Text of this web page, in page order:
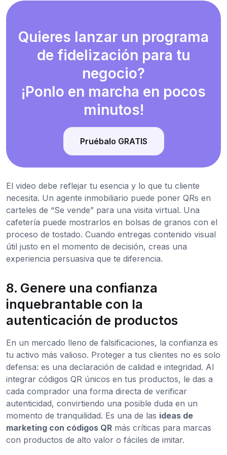
Quieres lanzar un programa
de fidelización para tu
negocio?
¡Ponlo en marcha en pocos
minutos!
Pruébalo GRATIS
El video debe reflejar tu esencia y lo que tu cliente
necesita. Un agente inmobiliario puede poner QRs en
carteles de “Se vende” para una visita virtual. Una
cafetería puede mostrarlos en bolsas de granos con el
proceso de tostado. Cuando entregas contenido visual
útil justo en el momento de decisión, creas una
experiencia persuasiva que te diferencia.
8. Genere una confianza
inquebrantable con la
autenticación de productos
En un mercado lleno de falsificaciones, la confianza es
tu activo más valioso. Proteger a tus clientes no es solo
defensa: es una declaración de calidad e integridad. Al
integrar códigos QR únicos en tus productos, le das a
cada comprador una forma directa de verificar
autenticidad, convirtiendo una posible duda en un
momento de tranquilidad. Es una de las ideas de
marketing con códigos QR más críticas para marcas
con productos de alto valor o fáciles de imitar.